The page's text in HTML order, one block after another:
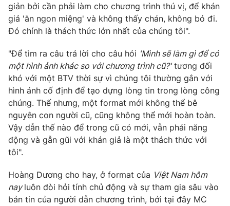
giản bởi cần phải làm cho chương trình thú vị, để khán
giả 'ăn ngon miệng' và không thấy chán, không bỏ đi.
Đó chính là thách thức lớn nhất của chúng tôi".
"Để tìm ra câu trả lời cho câu hỏi 'Mình sẽ làm gì để có
một hình ảnh khác so với chương trình cũ?'tương đối
khó với một BTV thời sự vì chúng tôi thường gắn với
hình ảnh cố định để tạo dựng lòng tin trong lòng công
chúng. Thế nhưng, một format mới không thể bê
nguyên con người cũ, cũng không thể mới hoàn toàn.
Vậy dẫn thế nào để trong cũ có mới, vẫn phải năng
động và gẫn gũi với khán giả là một thách thức với
tôi".
Hoàng Dương cho hay, ở format của Việt Nam hôm
nayluôn đòi hỏi tính chủ động và sự tham gia sâu vào
bản tin của người dẫn chương trình, bởi tại đây MC